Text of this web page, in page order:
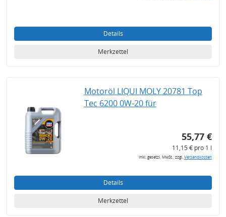
Details
Merkzettel
Motoröl LIQUI MOLY 20781 Top
Tec 6200 0W-20 für
55,77 €
11,15 € pro 1 l
inkl. gesetzl. MwSt., zzgl.Versandkosten
Details
Merkzettel